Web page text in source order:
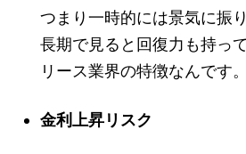
つまり一時的には景気に振
長期で見ると回復力も持
リース業界の特徴なんです。
金利上昇リスク